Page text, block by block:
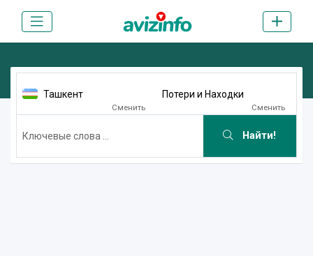
Ташкент
Сменить
Потери и Находки
Сменить
Найти!